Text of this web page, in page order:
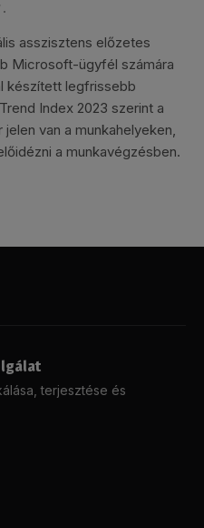
asszisztens előzetes
Microsoft-ügyfél számára
készített legfrissebb
Index 2023 szerint a
van a munkahelyeken,
a munkavégzésben.
terjesztése és